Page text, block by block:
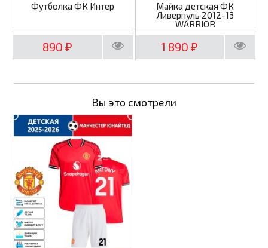
Футболка ФК Интер
890 ₽
Майка детская ФК
Ливерпуль 2012-13
WARRIOR
1 890₽
Вы это смотрели